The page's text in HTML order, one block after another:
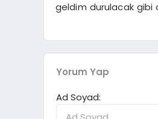
geldim durulacak gibi
Yorum Yap
Ad Soyad: